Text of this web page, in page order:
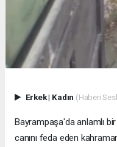
Erkek| Kadın (Haberi
Bayrampaşa'da anlamlı
canını feda eden